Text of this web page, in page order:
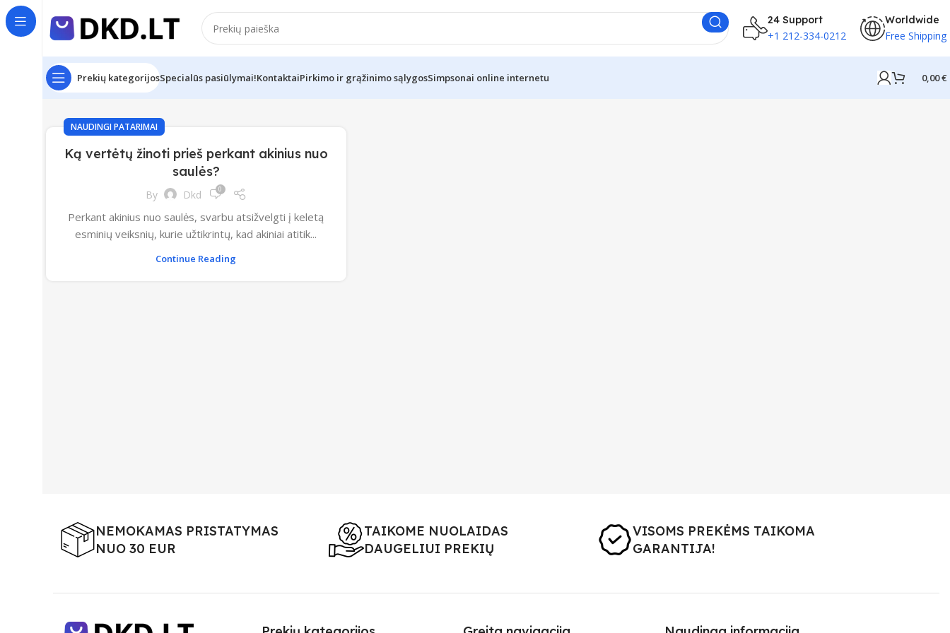
24 Support
+1 212-334-0212
Worldwide
Free Shipping
Prekių kategorijosSpecialūs pasiūlymai!KontaktaiPirkimo ir grąžinimo sąlygosSimpsonai online internetu 0,00€
NAUDINGI PATARIMAI
Ką vertėtų žinoti prieš perkant akinius nuo
saulės?
By Dkd 0
Perkant akinius nuo saulės, svarbu atsižvelgti į keletą
esminių veiksnių, kurie užtikrintų, kad akiniai atitik...
Continue Reading
NEMOKAMAS PRISTATYMAS
NUO 30 EUR
TAIKOME NUOLAIDAS
DAUGELIUI PREKIŲ
VISOMS PREKĖMS TAIKOMA
GARANTIJA!